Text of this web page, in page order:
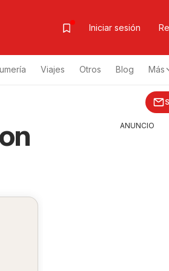
Iniciar sesión
Viajes Otros Blog Más
ANUNCIO